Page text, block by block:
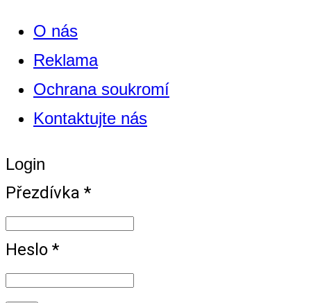
O nás
Reklama
Ochrana soukromí
Kontaktujte nás
Login
Přezdívka *
Heslo *